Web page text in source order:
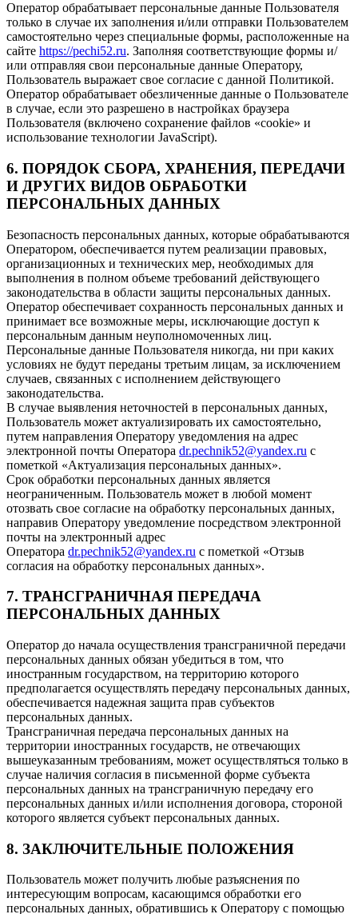
Оператор обрабатывает персональные данные Пользователя
только в случае их заполнения и/или отправки Пользователем
самостоятельно через специальные формы, расположенные на
сайте https://pechi52.ru. Заполняя соответствующие формы и/
или отправляя свои персональные данные Оператору,
Пользователь выражает свое согласие с данной Политикой.
Оператор обрабатывает обезличенные данные о Пользователе
в случае, если это разрешено в настройках браузера
Пользователя (включено сохранение файлов «cookie» и
использование технологии JavaScript).
6. ПОРЯДОК СБОРА, ХРАНЕНИЯ, ПЕРЕДАЧИ
И ДРУГИХ ВИДОВ ОБРАБОТКИ
ПЕРСОНАЛЬНЫХ ДАННЫХ
Безопасность персональных данных, которые обрабатываются
Оператором, обеспечивается путем реализации правовых,
организационных и технических мер, необходимых для
выполнения в полном объеме требований действующего
законодательства в области защиты персональных данных.
Оператор обеспечивает сохранность персональных данных и
принимает все возможные меры, исключающие доступ к
персональным данным неуполномоченных лиц.
Персональные данные Пользователя никогда, ни при каких
условиях не будут переданы третьим лицам, за исключением
случаев, связанных с исполнением действующего
законодательства.
В случае выявления неточностей в персональных данных,
Пользователь может актуализировать их самостоятельно,
путем направления Оператору уведомления на адрес
электронной почты Оператора dr.pechnik52@yandex.ru с
пометкой «Актуализация персональных данных».
Срок обработки персональных данных является
неограниченным. Пользователь может в любой момент
отозвать свое согласие на обработку персональных данных,
направив Оператору уведомление посредством электронной
почты на электронный адрес
Оператора dr.pechnik52@yandex.ru с пометкой «Отзыв
согласия на обработку персональных данных».
7. ТРАНСГРАНИЧНАЯ ПЕРЕДАЧА
ПЕРСОНАЛЬНЫХ ДАННЫХ
Оператор до начала осуществления трансграничной передачи
персональных данных обязан убедиться в том, что
иностранным государством, на территорию которого
предполагается осуществлять передачу персональных данных,
обеспечивается надежная защита прав субъектов
персональных данных.
Трансграничная передача персональных данных на
территории иностранных государств, не отвечающих
вышеуказанным требованиям, может осуществляться только в
случае наличия согласия в письменной форме субъекта
персональных данных на трансграничную передачу его
персональных данных и/или исполнения договора, стороной
которого является субъект персональных данных.
8. ЗАКЛЮЧИТЕЛЬНЫЕ ПОЛОЖЕНИЯ
Пользователь может получить любые разъяснения по
интересующим вопросам, касающимся обработки его
персональных данных, обратившись к Оператору с помощью